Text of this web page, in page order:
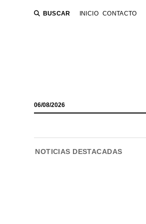
BUSCAR INICIO CONTACTO
06/08/2026
NOTICIAS DESTACADAS